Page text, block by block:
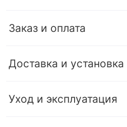
Заказ и оплата
Доставка и установка
Уход и эксплуатация